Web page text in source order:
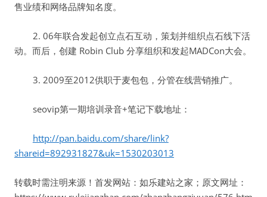
售业绩和网络品牌知名度。
2. 06年联合发起创立点石互动，策划并组织点石线下活
动。而后，创建 Robin Club 分享组织和发起MADCon大会。
3. 2009至2012供职于麦包包，分管在线营销推广。
seovip第一期培训录音+笔记下载地址：
http://pan.baidu.com/share/link?
shareid=892931827&uk=1530203013
转载时需注明来源！首发网站：如乐建站之家；原文网址：